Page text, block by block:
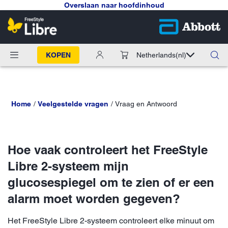
Overslaan naar hoofdinhoud
KOPEN Netherlands(nl)
Home Veelgestelde vragen Vraag en Antwoord
Hoe vaak controleert het FreeStyle
Libre 2-systeem mijn
glucosespiegel om te zien of er een
alarm moet worden gegeven?
Het FreeStyle Libre 2-systeem controleert elke minuut om